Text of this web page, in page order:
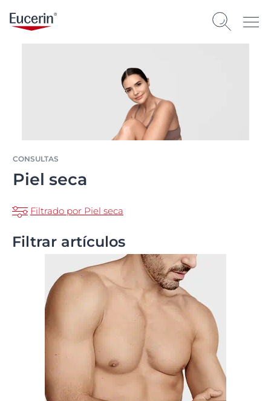
CONSULTAS
Piel seca
Filtrado por Piel seca
Filtrar artículos